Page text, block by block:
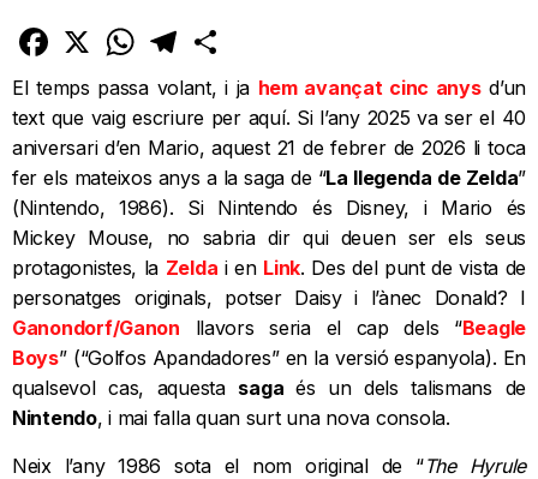
Facebook
X WhatsAppTelegram
El temps passa volant, i ja hem avançat cinc anysd’un
text que vaig escriure per aquí. Si l’any 2025 va ser el 40
aniversari d’en Mario, aquest 21 de febrer de 2026 li toca
fer els mateixos anys a la saga de “La llegenda de Zelda”
(Nintendo, 1986). Si Nintendo és Disney, i Mario és
Mickey Mouse, no sabria dir qui deuen ser els seus
protagonistes, la Zelda i en Link. Des del punt de vista de
personatges originals, potser Daisy i l’ànec Donald? I
Ganondorf/Ganon llavors seria el cap dels “Beagle
Boys” (“Golfos Apandadores” en la versió espanyola). En
qualsevol cas, aquesta saga és un dels talismans de
Nintendo, i mai falla quan surt una nova consola.
Neix l’any 1986 sota el nom original de “The Hyrule